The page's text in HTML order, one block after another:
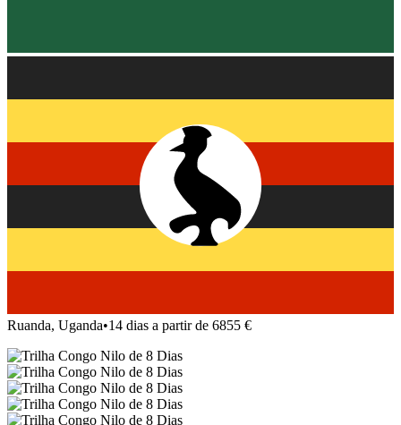
Ruanda, Uganda•14 dias a partir de 6855 €